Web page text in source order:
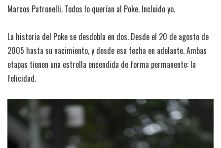
Marcos Patronelli. Todos lo querían al Poke. Incluido yo.
La historia del Poke se desdobla en dos. Desde el 20 de agosto de
2005 hasta su nacimiento, y desde esa fecha en adelante. Ambas
etapas tienen una estrella encendida de forma permanente: la
felicidad.